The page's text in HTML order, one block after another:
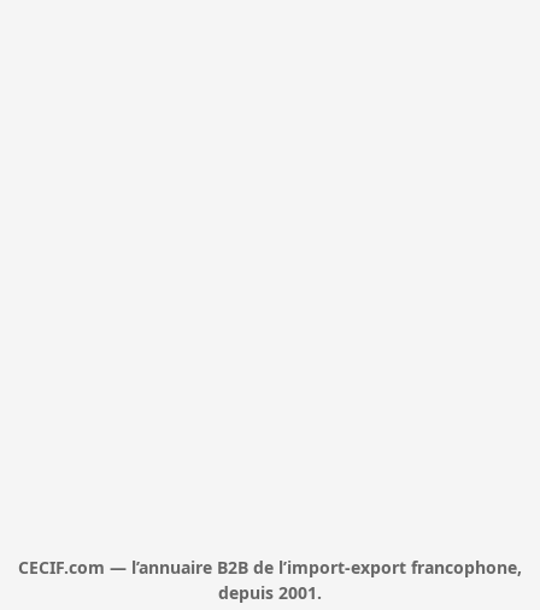
CECIF.com — l’annuaire B2B de l’import-export francophone,
depuis 2001.